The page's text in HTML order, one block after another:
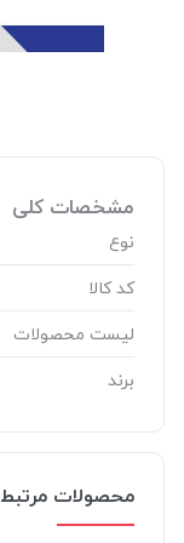
مشخصات کلی
نوع
کد کالا
لیست محصولات
برند
محصولات مرتبط